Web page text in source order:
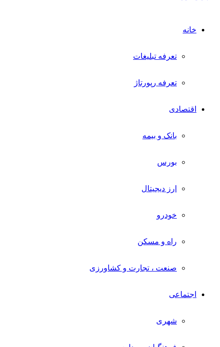
خانه
تعرفه تبلیغات
تعرفه رپورتاژ
اقتصادی
بانک و بیمه
بورس
ارز دیجیتال
خودرو
راه و مسکن
صنعت ، تجارت و کشاورزی
اجتماعی
شهری